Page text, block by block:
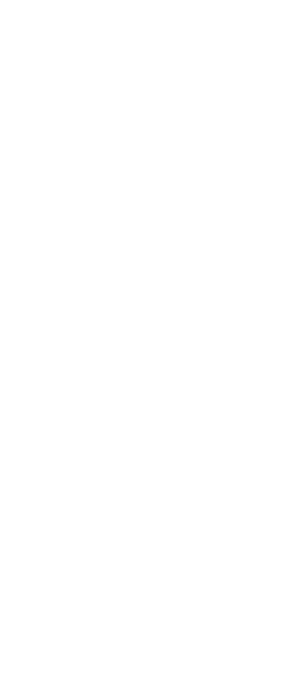
betjening på adressen
os på Vi yder ikke